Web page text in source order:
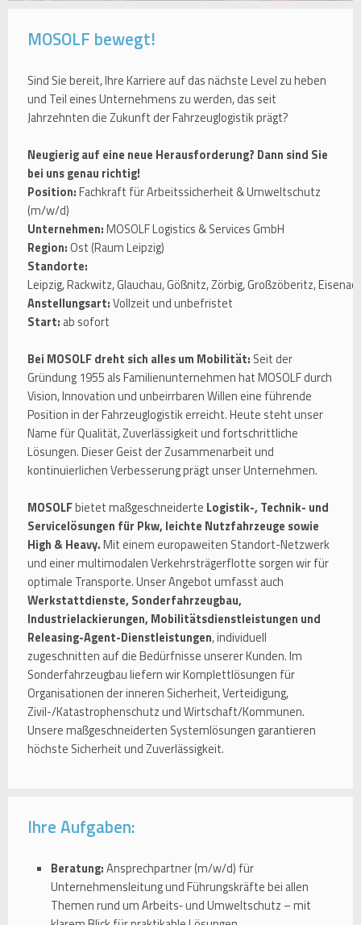
MOSOLF bewegt!
Sind Sie bereit, Ihre Karriere auf das nächste Level zu heben
und Teil eines Unternehmens zu werden, das seit
Jahrzehnten die Zukunft der Fahrzeuglogistik prägt?
Neugierig auf eine neue Herausforderung? Dann sind Sie
bei uns genau richtig!
Position:Fachkraft für Arbeitssicherheit & Umweltschutz
(m/w/d)
Unternehmen:MOSOLF Logistics & Services GmbH
Region:Ost (Raum Leipzig)
Standorte:
Leipzig, Rackwitz, Glauchau, Gößnitz, Zörbig, Großzöberitz,
Anstellungsart:Vollzeit und unbefristet
Start: ab sofort
Bei MOSOLF dreht sich alles um Mobilität: Seit der
Gründung 1955 als Familienunternehmen hat MOSOLF durch
Vision, Innovation und unbeirrbaren Willen eine führende
Position in der Fahrzeuglogistik erreicht. Heute steht unser
Name für Qualität, Zuverlässigkeit und fortschrittliche
Lösungen. Dieser Geist der Zusammenarbeit und
kontinuierlichen Verbesserung prägt unser Unternehmen.
MOSOLFbietet maßgeschneiderte Logistik-, Technik- und
Servicelösungen für Pkw, leichte Nutzfahrzeuge sowie
High & Heavy.Mit einem europaweiten Standort-Netzwerk
und einer multimodalen Verkehrsträgerflotte sorgen wir für
optimale Transporte. Unser Angebot umfasst auch
Werkstattdienste, Sonderfahrzeugbau,
Industrielackierungen, Mobilitätsdienstleistungen und
Releasing-Agent-Dienstleistungen, individuell
zugeschnitten auf die Bedürfnisse unserer Kunden. Im
Sonderfahrzeugbau liefern wir Komplettlösungen für
Organisationen der inneren Sicherheit, Verteidigung,
Zivil-/Katastrophenschutz und Wirtschaft/Kommunen.
Unsere maßgeschneiderten Systemlösungen garantieren
höchste Sicherheit und Zuverlässigkeit.
Ihre Aufgaben:
Beratung:Ansprechpartner (m/w/d) für
Unternehmensleitung und Führungskräfte bei allen
Themen rund um Arbeits‑ und Umweltschutz – mit